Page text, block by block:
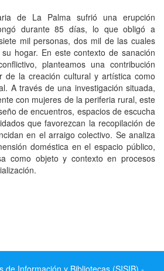
de La Palma sufrió una erupción
durante 85 días, lo que obligó a
mil personas, dos mil de las cuales
hogar. En este contexto de sanación
planteamos una contribución
de la creación cultural y artística como
A través de una investigación situada,
con mujeres de la periferia rural, este
de encuentros, espacios de escucha
que favorezcan la recopilación de
en el arraigo colectivo. Se analiza
doméstica en el espacio público,
como objeto y contexto en procesos
de Información y Bibliotecas (SISIB) -